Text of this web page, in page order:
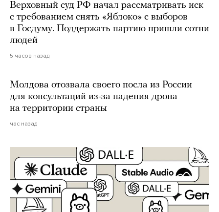
Верховный суд РФ начал рассматривать иск
с требованием снять «Яблоко» с выборов
в Госдуму. Поддержать партию пришли сотни
людей
5 часов назад
Молдова отозвала своего посла из России
для консультаций из-за падения дрона
на территории страны
час назад